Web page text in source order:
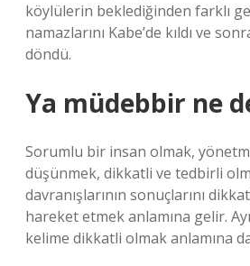
köylülerin beklediğinden farklı
namazlarını Kabe’de kıldı ve
döndü.
Ya müdebbir ne
Sorumlu bir insan olmak,
düşünmek, dikkatli ve tedbirli
davranışlarının sonuçlarını
hareket etmek anlamına gelir.
kelime dikkatli olmak anlamına